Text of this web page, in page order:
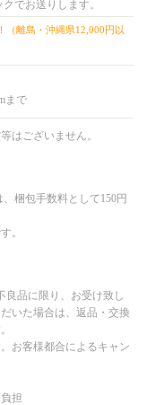
でお送りします。
離島・沖縄県12,000円以
まで
はございません。
梱包手数料として150円
。
良品に限り、お受け致し
いた場合は、返品・交換
お客様都合によるキャン
担